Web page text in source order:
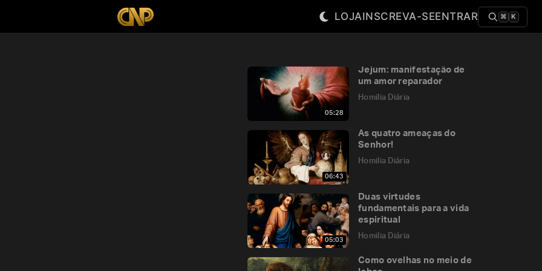
LOJAINSCREVA-SEENTRAR ⌘ K
05:28
Jejum: manifestação de
um amor reparador
Homilia Diária
06:43
As quatro ameaças do
Senhor!
Homilia Diária
05:03
Duas virtudes
fundamentais para a vida
espiritual
Homilia Diária
Como ovelhas no meio de